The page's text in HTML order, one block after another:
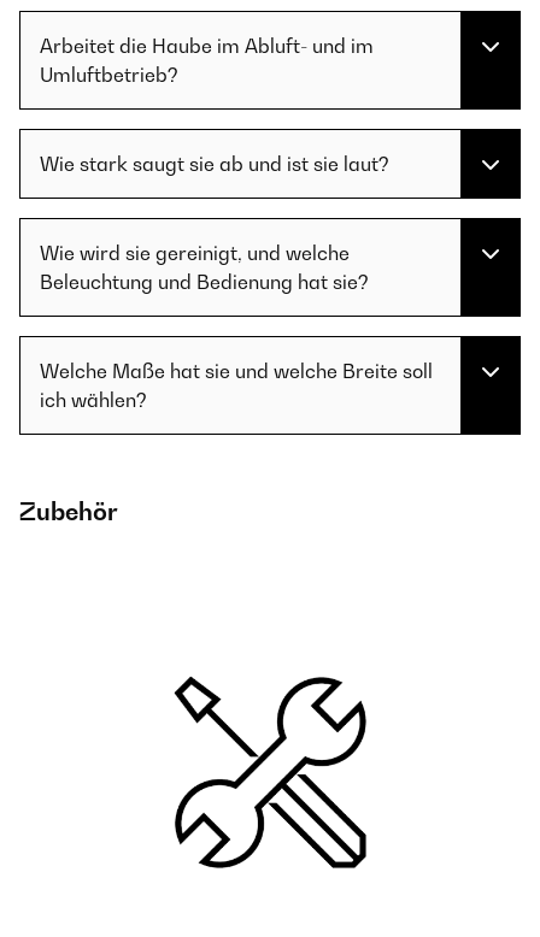
Arbeitet die Haube im Abluft- und im
Umluftbetrieb?
Wie stark saugt sie ab und ist sie laut?
Wie wird sie gereinigt, und welche
Beleuchtung und Bedienung hat sie?
Welche Maße hat sie und welche Breite soll
ich wählen?
Zubehör